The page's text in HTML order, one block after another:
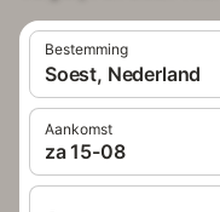
Bestemming
Soest, Nederland
Aankomst
za 15-08